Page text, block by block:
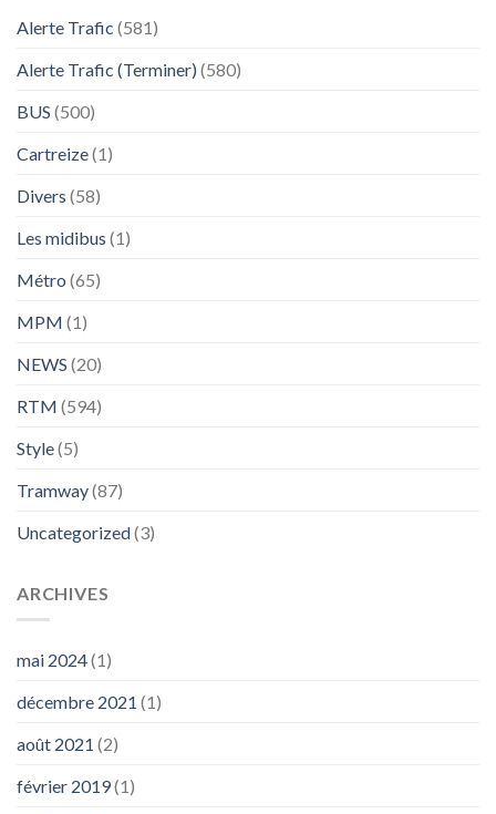
Alerte Trafic (581)
Alerte Trafic (Terminer) (580)
BUS (500)
Cartreize(1)
Divers (58)
Les midibus (1)
Métro (65)
MPM (1)
NEWS (20)
RTM (594)
Style(5)
Tramway(87)
Uncategorized(3)
ARCHIVES
mai 2024(1)
décembre 2021 (1)
août 2021 (2)
février 2019(1)